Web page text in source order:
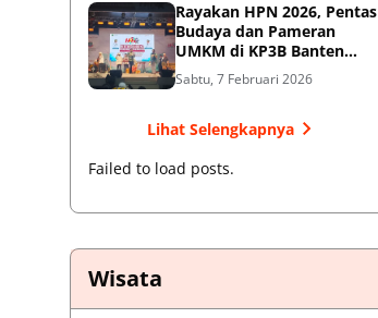
Rayakan HPN 2026, Pentas
Budaya dan Pameran
UMKM di KP3B Banten
Sedot Antusiasme Warga
Sabtu, 7 Februari 2026
Lihat Selengkapnya
Failed to load posts.
Wisata